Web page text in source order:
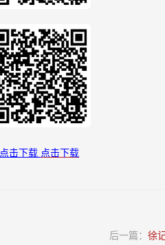
点击下载 点击下载
后一篇： 徐